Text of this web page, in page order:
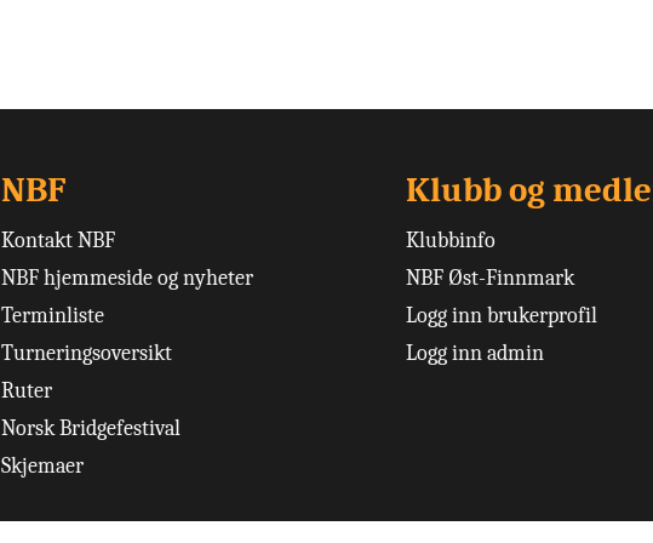
NBF
Kontakt NBF
NBF hjemmeside og nyheter
Terminliste
Turneringsoversikt
Ruter
Norsk Bridgefestival
Skjemaer
Klubb og
Klubbinfo
NBF Øst-Finnmark
Logg inn brukerprofil
Logg inn admin